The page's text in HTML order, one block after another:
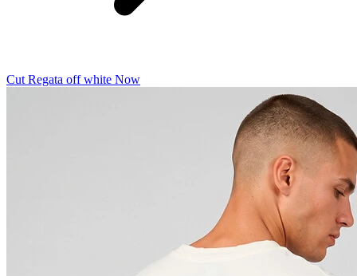
Cut Regata off white Now